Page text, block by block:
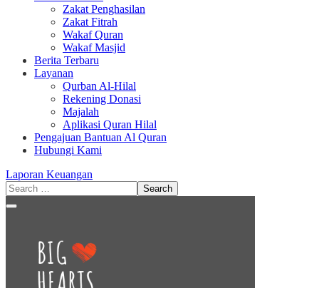
Zakat Penghasilan
Zakat Fitrah
Wakaf Quran
Wakaf Masjid
Berita Terbaru
Layanan
Qurban Al-Hilal
Rekening Donasi
Majalah
Aplikasi Quran Hilal
Pengajuan Bantuan Al Quran
Hubungi Kami
Laporan Keuangan